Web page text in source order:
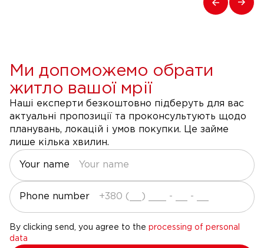
Ми допоможемо обрати
житло вашої мрії
Наші експерти безкоштовно підберуть для вас
актуальні пропозиції та проконсультують щодо
планувань, локацій і умов покупки. Це займе
лише кілька хвилин.
Your name
Phone number
By clicking send, you agree to the processing of personal
data